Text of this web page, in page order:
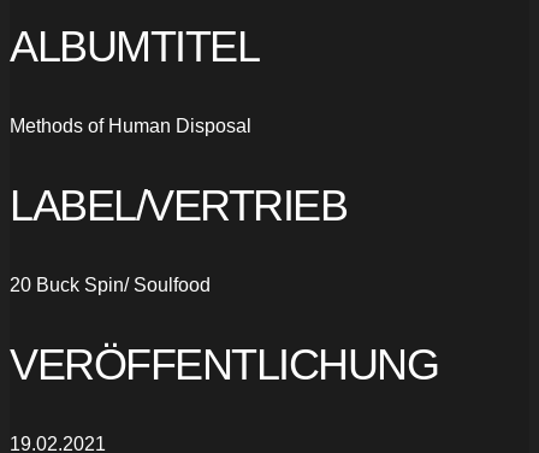
ALBUMTITEL
Methods of Human Disposal
LABEL/VERTRIEB
20 Buck Spin/ Soulfood
VERÖFFENTLICHUNG
19.02.2021